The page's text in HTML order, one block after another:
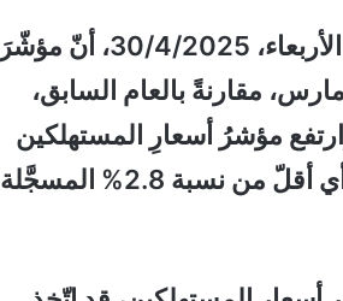
أظهرَ تقريرُ وزارة التجارة الأميركية الصادرُ يوم الأربعاء، 30/4/2025، أنّ مؤشّرَ
نسبة 2.3% في شهر مارس، مقارنةً بالعام السابق،
وارتفع مؤشرُ أسعارِ المستهلكين
الأساسي بنسبة 2.6%، مقارنةً بالعام الماضي، أي أقلّ من نسبة 2.8% المسجَّلة